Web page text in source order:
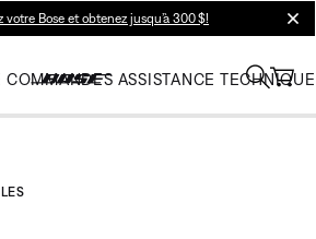
votre Bose et obtenez jusqu’à 300 $!
COMMANDES ASSISTANCE TECHNIQUE